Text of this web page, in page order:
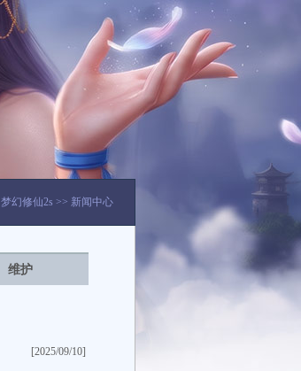
梦幻修仙2s >> 新闻中心
维护
[2025/09/10]